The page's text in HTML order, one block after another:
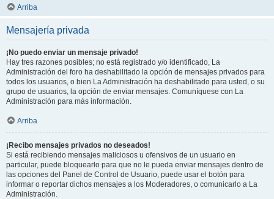
Arriba
Mensajería privada
¡No puedo enviar un mensaje privado!
Hay tres razones posibles; no está registrado y/o identificado, La
Administración del foro ha deshabilitado la opción de mensajes privados para
todos los usuarios, o bien La Administración ha deshabilitado para usted, o su
grupo de usuarios, la opción de enviar mensajes. Comuníquese con La
Administración para más información.
Arriba
¡Recibo mensajes privados no deseados!
Si está recibiendo mensajes maliciosos u ofensivos de un usuario en
particular, puede bloquearlo para que no le pueda enviar mensajes dentro de
las opciones del Panel de Control de Usuario, puede usar el botón para
informar o reportar dichos mensajes a los Moderadores, o comunicarlo a La
Administración.